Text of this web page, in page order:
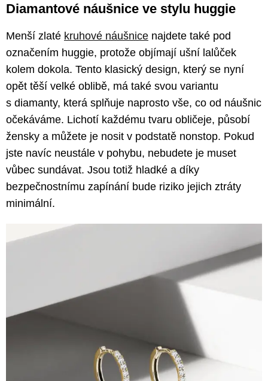
Diamantové náušnice ve stylu huggie
Menší zlaté kruhové náušnice najdete také pod
označením huggie, protože objímají ušní lalůček
kolem dokola. Tento klasický‎‎ design, který se nyní
opět těší velké oblibě, má také svou variantu
s diamanty, která splňuje naprosto vše, co od náušnic
očekáváme. Lichotí každému tvaru obličeje, působí
žensky a můžete je nosit v podstatě nonstop. Pokud
jste navíc neustále v pohybu, nebudete je muset
vůbec sundávat. Jsou totiž hladké a díky
bezpečnostnímu zapínání bude riziko jejich ztráty
minimální.